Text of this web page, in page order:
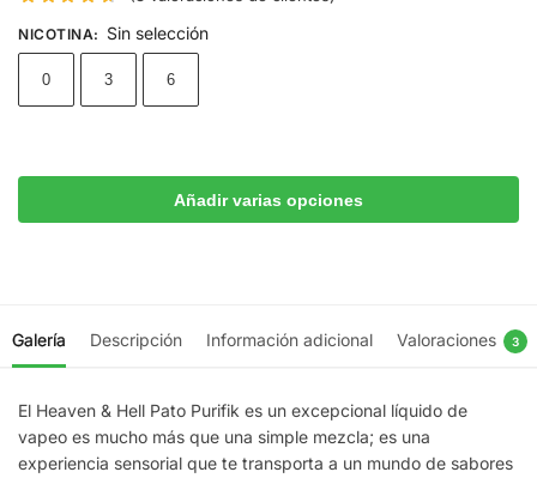
NICOTINA: Sin selección
0 3 6
Añadir varias opciones
Galería Descripción Información adicional Valoraciones 3
El Heaven & Hell Pato Purifik es un excepcional líquido de
vapeo es mucho más que una simple mezcla; es una
experiencia sensorial que te transporta a un mundo de sabores